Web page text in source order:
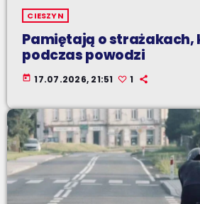
CIESZYN
Pamiętają o strażakach,
podczas powodzi
today 17.07.2026, 21:51 1